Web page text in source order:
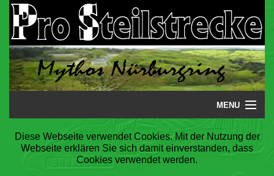
MENU
Startseite
Steilstrecke
Diese Webseite verwendet Cookies. Mit der Nutzung der
Webseite erklären Sie sich damit einverstanden, dass
Cookies verwendet werden.